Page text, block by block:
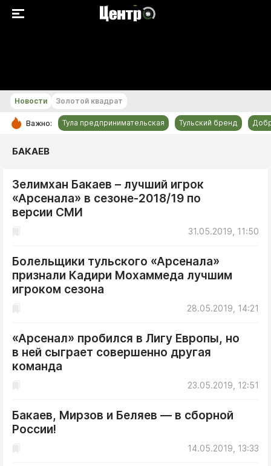
РУБРИКИ
Культура
Происшествия
Тула предпринимательская
ДоброЦентр
Новости Золотой квадрат
Важно: Тула предпринимательская Тульский бренд
БАКАЕВ
Зелимхан Бакаев – лучший игрок
«Арсенала» в сезоне-2018/19 по
версии СМИ
31.05.2019, 11:50
Болельщики тульского «Арсенала»
признали Кадири Мохаммеда лучшим
игроком сезона
28.05.2019, 14:21
«Арсенал» пробился в Лигу Европы, но
в ней сыграет совершенно другая
команда
23.05.2019, 12:51
Бакаев, Мирзов и Беляев — в сборной
России!
14.05.2019, 13:33